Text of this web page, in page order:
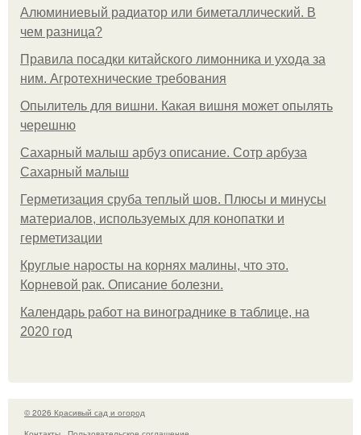
Алюминиевый радиатор или биметаллический. В
чем разница?
Правила посадки китайского лимонника и ухода за
ним. Агротехнические требования
Опылитель для вишни. Какая вишня может опылять
черешню
Сахарный малыш арбуз описание. Сотр арбуза
Сахарный малыш
Герметизация сруба теплый шов. Плюсы и минусы
материалов, используемых для конопатки и
герметизации
Круглые наросты на корнях малины, что это.
Корневой рак. Описание болезни.
Календарь работ на винограднике в таблице, на
2020 год
© 2026 Красивый сад и огород